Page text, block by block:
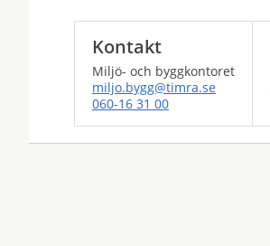
Kontakt
Miljö- och byggkontoret
miljo.bygg@timra.se
060-16 31 00